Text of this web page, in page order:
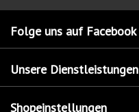
Folge uns auf Facebook
Unsere Dienstleistungen
Shopeinstellungen